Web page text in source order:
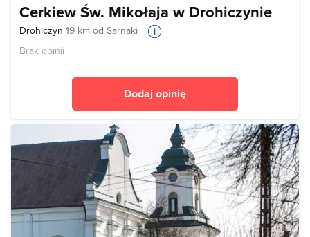
Cerkiew Św. Mikołaja w Drohiczynie
Drohiczyn 19 km od Sarnaki
Brak opinii
Dodaj opinię